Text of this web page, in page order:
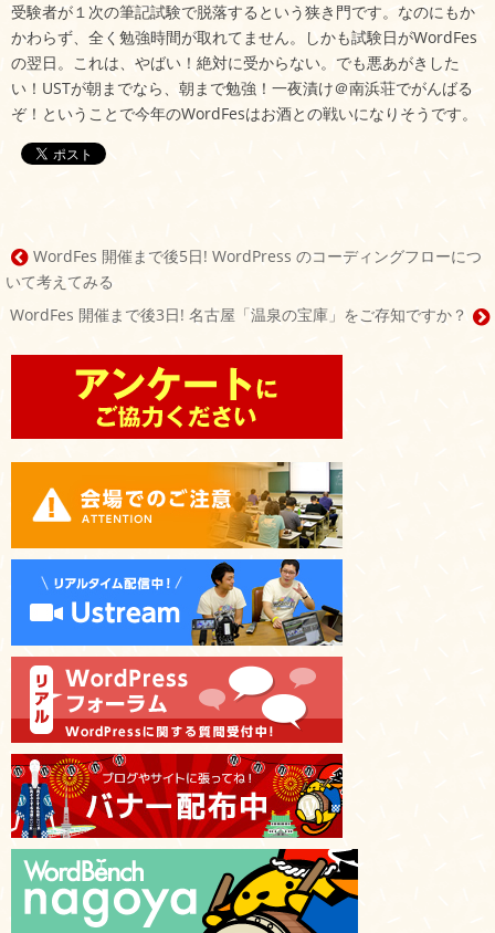
受験者が１次の筆記試験で脱落するという狭き門です。なのにもか
かわらず、全く勉強時間が取れてません。しかも試験日がWordFes
の翌日。これは、やばい！絶対に受からない。でも悪あがきした
い！USTが朝までなら、朝まで勉強！一夜漬け＠南浜荘でがんばる
ぞ！ということで今年のWordFesはお酒との戦いになりそうです。
投
稿
ナ
ョ
ン
WordFes 開催まで後5日! WordPress のコーディングフローにつ
いて考えてみる
WordFes 開催まで後3日! 名古屋「温泉の宝庫」をご存知ですか？